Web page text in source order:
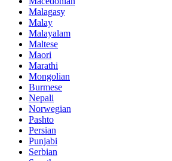
Malagasy
Malay
Malayalam
Maltese
Maori
Marathi
Mongolian
Burmese
Nepali
Norwegian
Pashto
Persian
Punjabi
Serbian